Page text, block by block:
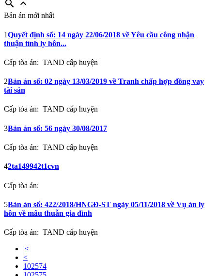
search expand_less
Bản án mới nhất
1Quyết định số: 14 ngày 22/06/2018 về Yêu cầu công nhận
thuận tình ly hôn...
Cấp tòa án: TAND cấp huyện
2Bản án số: 02 ngày 13/03/2019 về Tranh chấp hợp đồng vay
tài sản
Cấp tòa án: TAND cấp huyện
3Bản án số: 56 ngày 30/08/2017
Cấp tòa án: TAND cấp huyện
42ta149942t1cvn
Cấp tòa án:
5Bản án số: 422/2018/HNGĐ-ST ngày 05/11/2018 về Vụ án ly
hôn về mâu thuẫn gia đình
Cấp tòa án: TAND cấp huyện
|<
<
102574